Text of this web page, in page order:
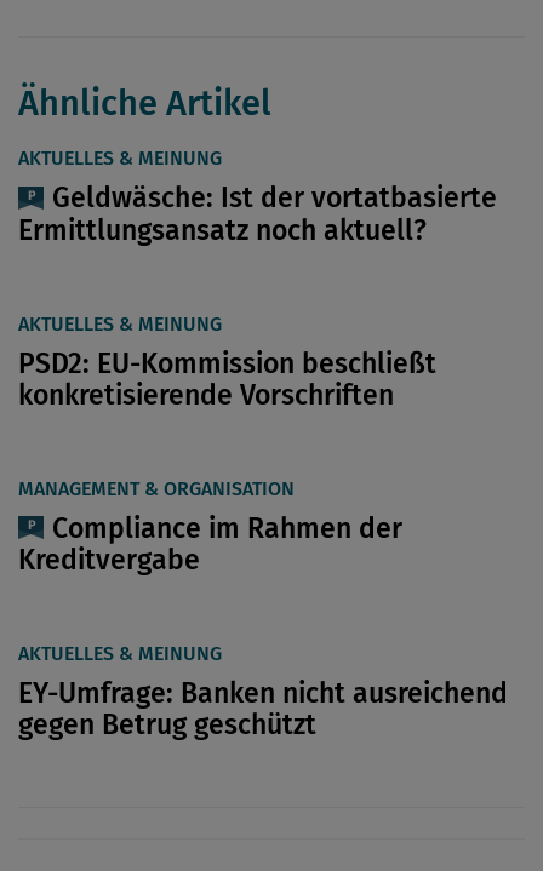
Ähnliche Artikel
AKTUELLES & MEINUNG
Geldwäsche: Ist der vortatbasierte
Ermittlungsansatz noch aktuell?
AKTUELLES & MEINUNG
PSD2: EU-Kommission beschließt
konkretisierende Vorschriften
MANAGEMENT & ORGANISATION
Compliance im Rahmen der
Kreditvergabe
AKTUELLES & MEINUNG
EY-Umfrage: Banken nicht ausreichend
gegen Betrug geschützt